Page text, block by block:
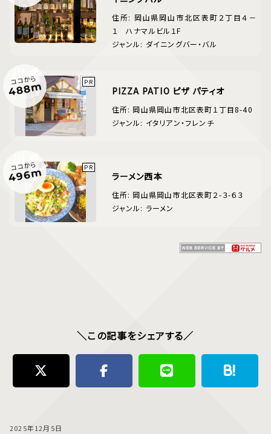
住所: 岡山県岡山市北区表町２丁目４－
１ ハナマルビル１F
ジャンル: ダイニングバー・バル
ココから
488m PIZZA PATIO ピザ パティオ
住所: 岡山県岡山市北区表町１丁目8-40
ジャンル: イタリアン・フレンチ
ココから
496m ラーメン西本
住所: 岡山県岡山市北区表町２-３-６３
ジャンル: ラーメン
＼この記事をシェアする／
2025年12月5日